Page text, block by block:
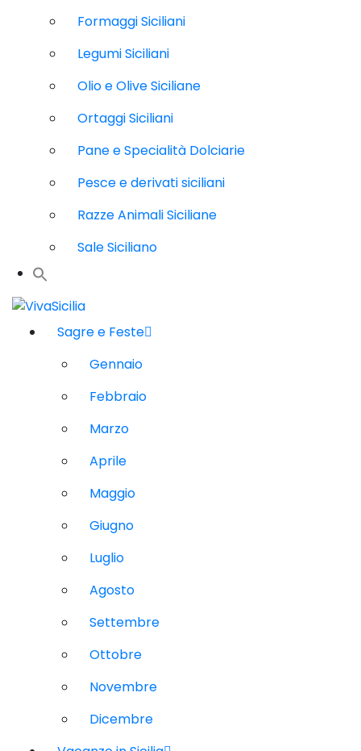
Formaggi Siciliani
Legumi Siciliani
Olio e Olive Siciliane
Ortaggi Siciliani
Pane e Specialità Dolciarie
Pesce e derivati siciliani
Razze Animali Siciliane
Sale Siciliano
Sagre e Feste
Gennaio
Febbraio
Marzo
Aprile
Maggio
Giugno
Luglio
Agosto
Settembre
Ottobre
Novembre
Dicembre